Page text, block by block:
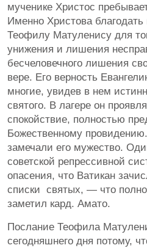
мученике Христос
Именно Христова
Теофилу Матуленису для
унижения и лишения
бесчеловечного лишения
вере. Его верность
многие, увидев в нем
святого. В лагере он
спокойствие, полностью
Божественному
замечали его мужество.
советской репрессивной
опасения, что Ватикан
списки святых, — что
заметил кард. Амато.
Послание Теофила
сегодняшнего дня потому,